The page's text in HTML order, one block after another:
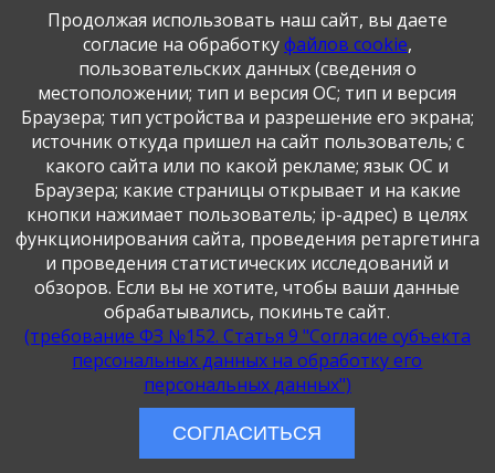
Страница 8 из 66
Предыдущая1234 5678910 СледующаяПоследняя
Публикация персональных данных, в том числе
фотографий, производится в соответствии с Федеральным
законом от 27.07.2006 г. № 152-ФЗ " О персональных
данных", с согласия субъекта персональных данных".
Муниципальное образовательное учреждение
дополнительного образования «Центр дополнительного
образования детей» ЗАТО г. Заозерск Мурманская область
Продолжая использовать наш сайт, вы даете
согласие на обработкуфайлов cookie,
пользовательских данных (сведения о
местоположении; тип и версия ОС; тип и версия
Браузера; тип устройства и разрешение его экрана;
источник откуда пришел на сайт пользователь; с
какого сайта или по какой рекламе; язык ОС и
Браузера; какие страницы открывает и на какие
кнопки нажимает пользователь; ip-адрес) в целях
функционирования сайта, проведения ретаргетинга
и проведения статистических исследований и
обзоров. Если вы не хотите, чтобы ваши данные
обрабатывались, покиньте сайт.
(требование ФЗ №152. Статья 9 "Согласие субъекта
персональных данных на обработку его
персональных данных")
СОГЛАСИТЬСЯ